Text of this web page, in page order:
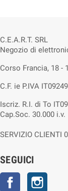
C.E.A.R.T. SRL
Negozio di
Corso Francia, 18 -
C.F. ie P.IVA
Iscriz. R.I. di To
Cap.Soc. 30.000 i.v.
SERVIZIO CLIENTI
SEGUICI
Facebook